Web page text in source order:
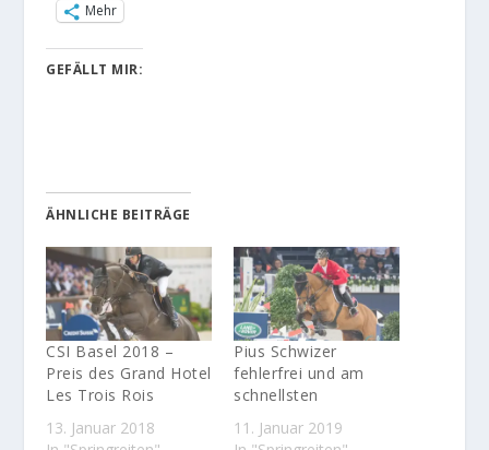
Mehr
GEFÄLLT MIR:
ÄHNLICHE BEITRÄGE
CSI Basel 2018 –
Preis des Grand Hotel
Les Trois Rois
13. Januar 2018
Pius Schwizer
fehlerfrei und am
schnellsten
11. Januar 2019